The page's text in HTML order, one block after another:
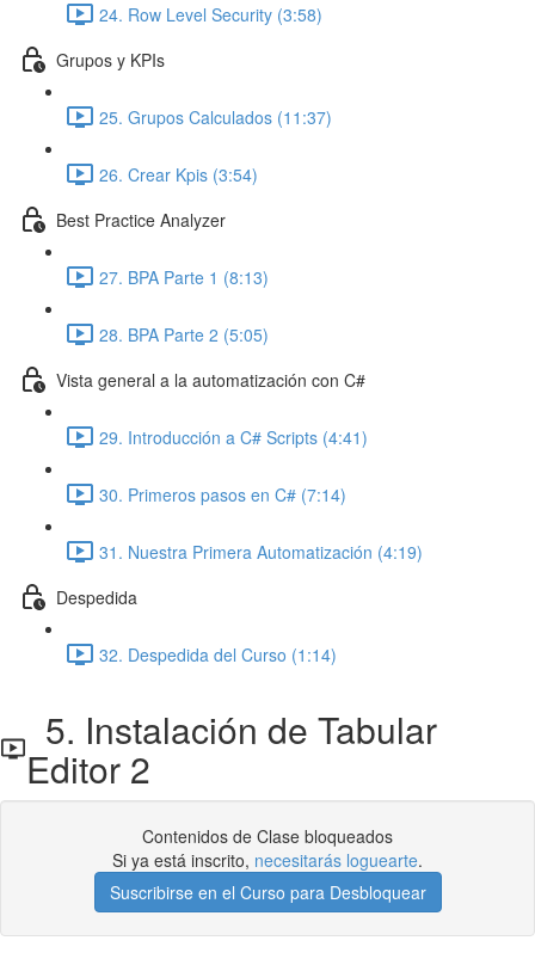
24. Row Level Security (3:58)
Grupos y KPIs
25. Grupos Calculados (11:37)
26. Crear Kpis (3:54)
Best Practice Analyzer
27. BPA Parte 1 (8:13)
28. BPA Parte 2 (5:05)
Vista general a la automatización con C#
29. Introducción a C# Scripts (4:41)
30. Primeros pasos en C# (7:14)
31. Nuestra Primera Automatización (4:19)
Despedida
32. Despedida del Curso (1:14)
5. Instalación de Tabular
Editor 2
Contenidos de Clase bloqueados
Si ya está inscrito, necesitarás loguearte.
Suscribirse en el Curso para Desbloquear